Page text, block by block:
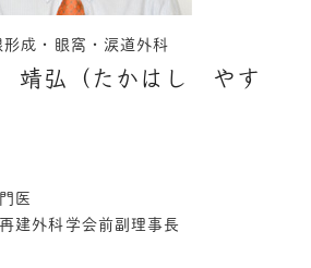
成・眼窩・涙道外科
弘（たかはし やす
医
建外科学会前副理事長